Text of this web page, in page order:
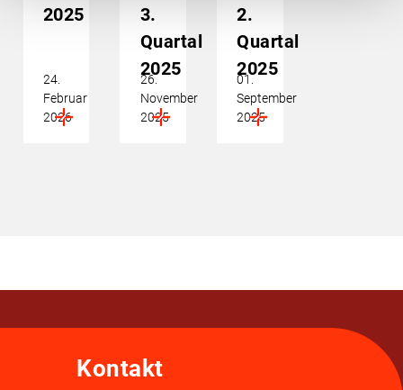
2025
24.
Februar
2026
3.
Quartal
2025
26.
November
2025
2.
Quartal
2025
01.
September
2025
Kontakt